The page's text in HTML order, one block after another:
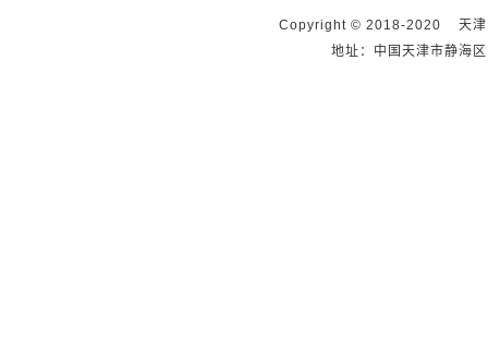
Copyright © 2018-2020 天津
地址：中国天津市静海